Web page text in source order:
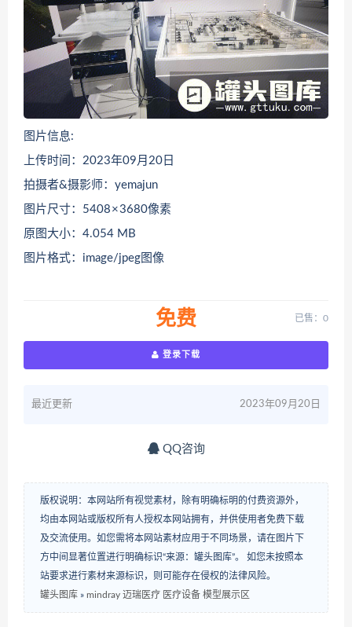
图片信息:
上传时间：2023年09月20日
拍摄者&摄影师：yemajun
图片尺寸：5408 × 3680像素
原图大小：4.054 MB
图片格式：image/jpeg图像
免费 已售：0
登录下载
最近更新 2023年09月20日
QQ咨询
版权说明：本网站所有视觉素材，除有明确标明的付费资源外，
均由本网站或版权所有人授权本网站拥有，并供使用者免费下载
及交流使用。如您需将本网站素材应用于不同场景，请在图片下
方中间显著位置进行明确标识“来源：罐头图库”。 如您未按照本
站要求进行素材来源标识，则可能存在侵权的法律风险。
罐头图库 » mindray 迈瑞医疗 医疗设备 模型展示区